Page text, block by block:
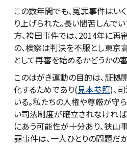
この数年間でも、冤罪事件はい
り上げられた。長い間苦しんで
方、袴田事件では、2014年に
の、検察は判決を不服とし東京
として再審を始めるかどうかの
このはがき運動の目的は、証拠
化するためであり(見本参照)、
いる。私たちの人権や尊厳が守
い司法制度が確立されなけれ
にあう可能性が十分あり、狭
罪事件は、一人ひとりの問題だか